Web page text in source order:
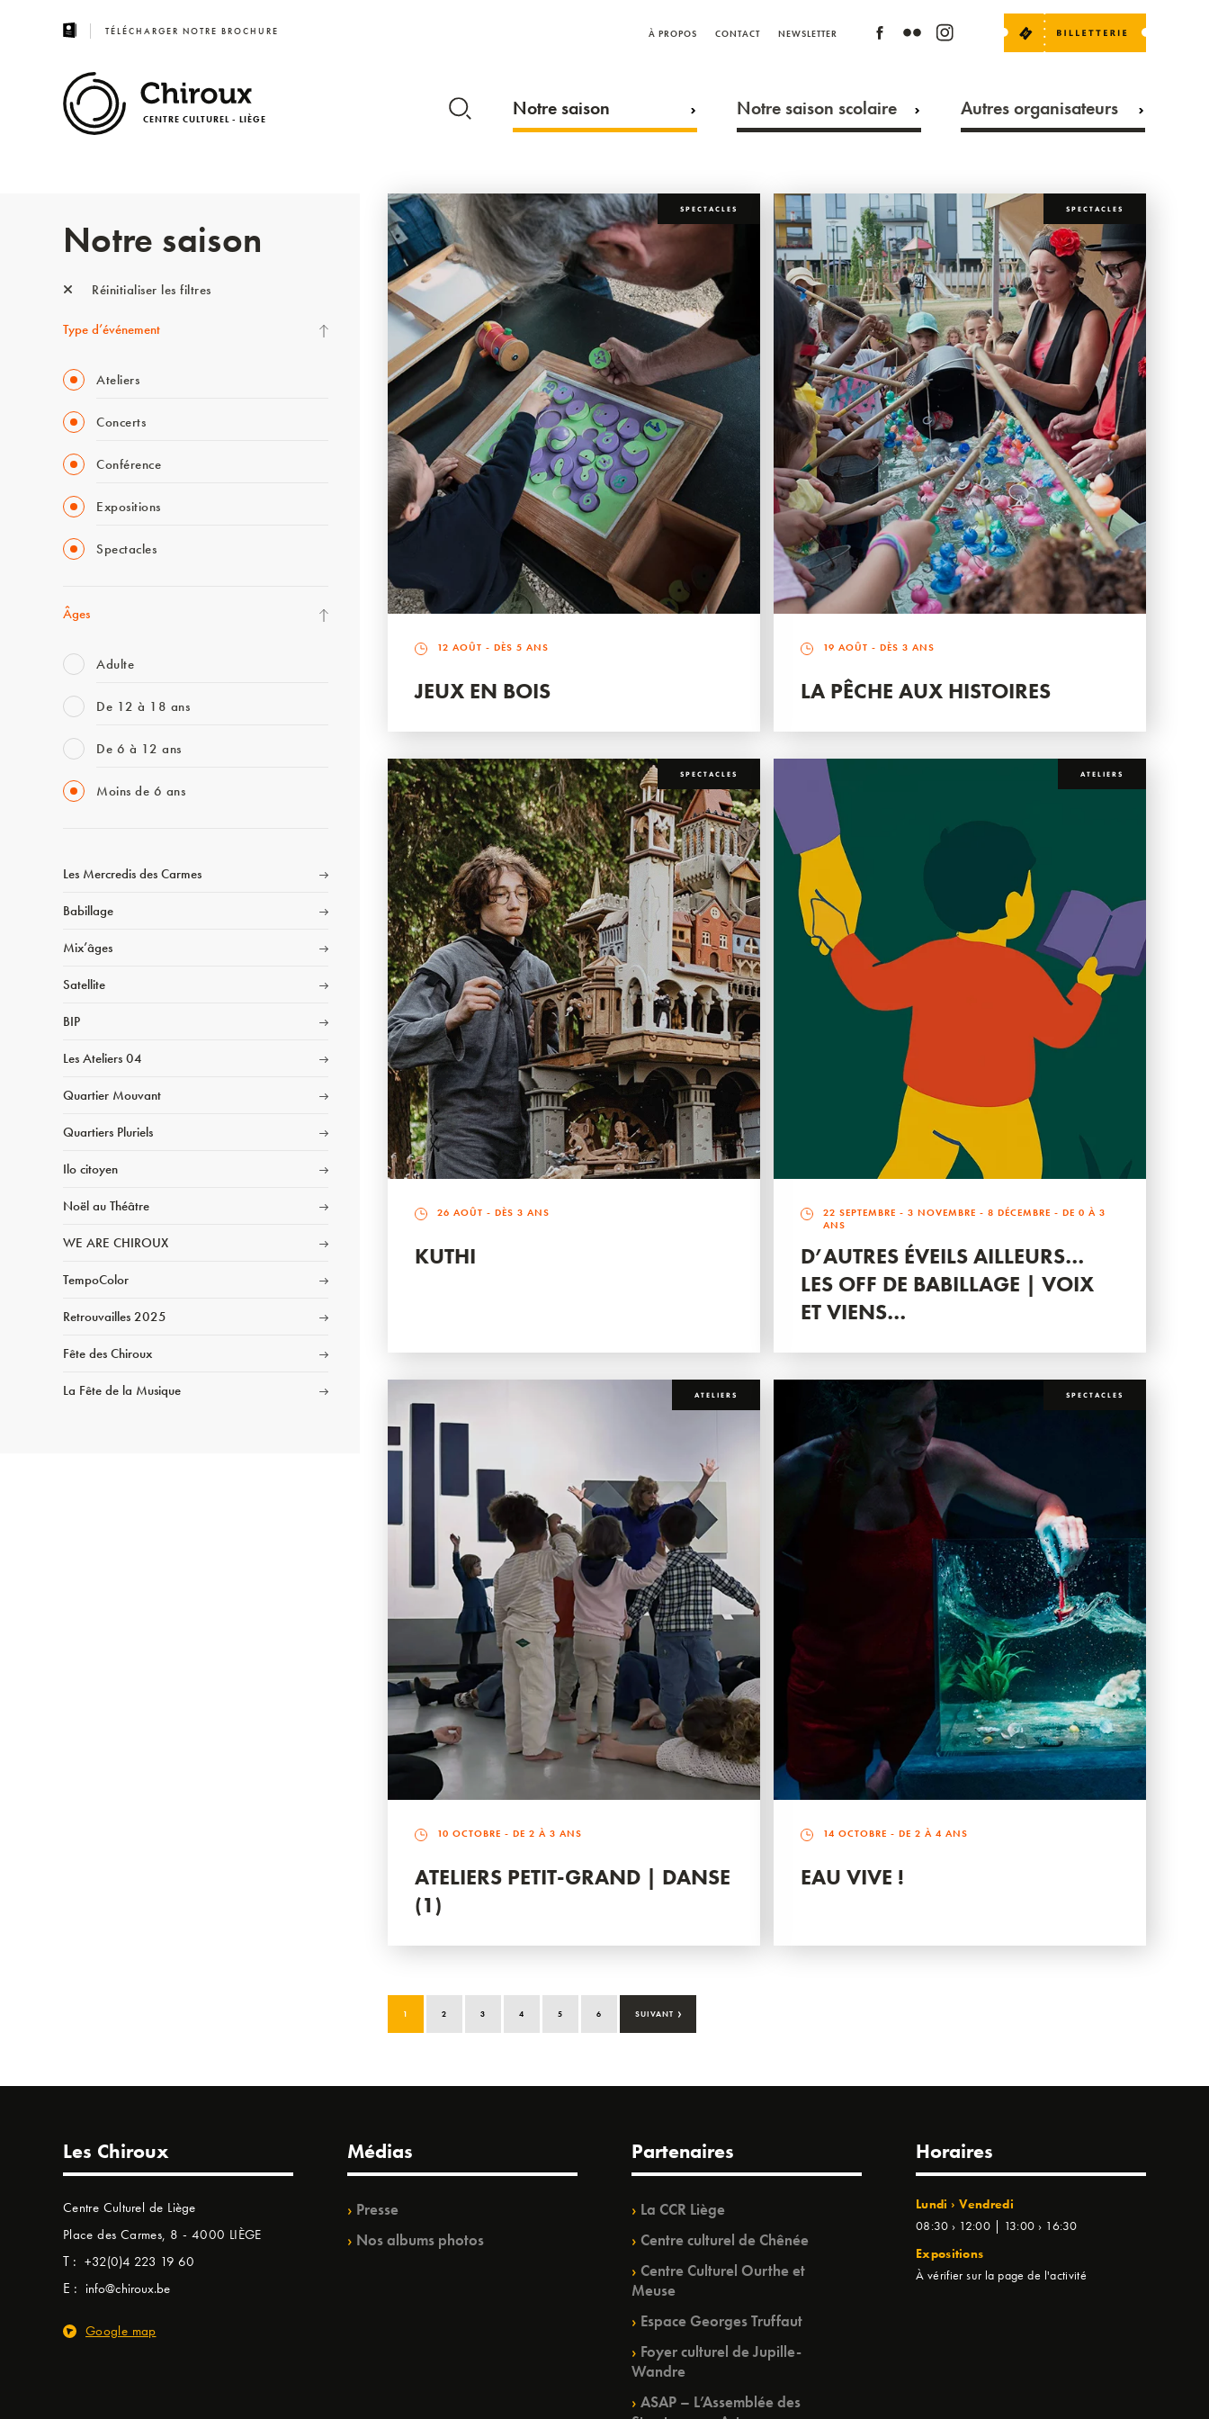
TÉLÉCHARGER NOTRE BROCHURE À PROPOS CONTACT NEWSLETTER
CENTRE CULTUREL - LIÈGE Notre saison Notre saison scolaire Autres organisateurs
Notre saison
Réinitialiser les filtres
Type d’événement
Ateliers
Concerts
Conférence
Expositions
Spectacles
Âges
Adulte
De 12 à 18 ans
De 6 à 12 ans
Moins de 6 ans
Les Mercredis des Carmes
Babillage
Mix’âges
Satellite
BIP
Les Ateliers 04
Quartier Mouvant
Quartiers Pluriels
Ilo citoyen
Noël au Théâtre
WE ARE CHIROUX
TempoColor
Retrouvailles 2025
Fête des Chiroux
La Fête de la Musique
SPECTACLES
12 AOÛT - DÈS 5 ANS
JEUX EN BOIS
SPECTACLES
19 AOÛT - DÈS 3 ANS
LA PÊCHE AUX HISTOIRES
SPECTACLES
26 AOÛT - DÈS 3 ANS
KUTHI
ATELIERS
22 SEPTEMBRE -3 NOVEMBRE -8 DÉCEMBRE - DE 0 À 3
ANS
D’AUTRES ÉVEILS AILLEURS…
LES OFF DE BABILLAGE | VOIX
ET VIENS…
ATELIERS
10 OCTOBRE - DE 2 À 3 ANS
ATELIERS PETIT-GRAND | DANSE
(1)
SPECTACLES
14 OCTOBRE - DE 2 À 4 ANS
EAU VIVE !
1 2 3 4 5 6 SUIVANT ›
Les Chiroux
Centre Culturel de Liège
Place des Carmes, 8 - 4000 LIÈGE
T : +32(0)4 223 19 60
E : info@chiroux.be
Google map
Médias
Presse
Nos albums photos
Partenaires
La CCR Liège
Centre culturel de Chênée
Centre Culturel Ourthe et
Meuse
Espace Georges Truffaut
Foyer culturel de Jupille-
Wandre
ASAP – L’Assemblée des
Horaires
Lundi › Vendredi
08:30 › 12:00 | 13:00 › 16:30
Expositions
À vérifier sur la page de l'activité